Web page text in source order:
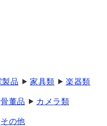
製品 家具類 楽器類
骨董品 カメラ類
その他